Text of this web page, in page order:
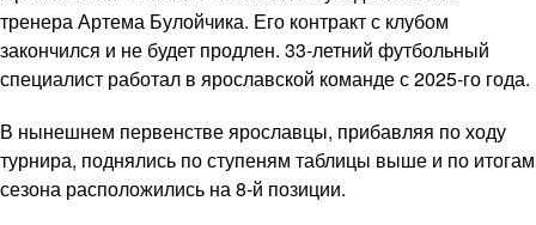
тренера Артема Булойчика. Его контракт с клубом
закончился и не будет продлен. 33-летний футбольный
специалист работал в ярославской команде с 2025-го года.
В нынешнем первенстве ярославцы, прибавляя по ходу
турнира, поднялись по ступеням таблицы выше и по итогам
сезона расположились на 8-й позиции.